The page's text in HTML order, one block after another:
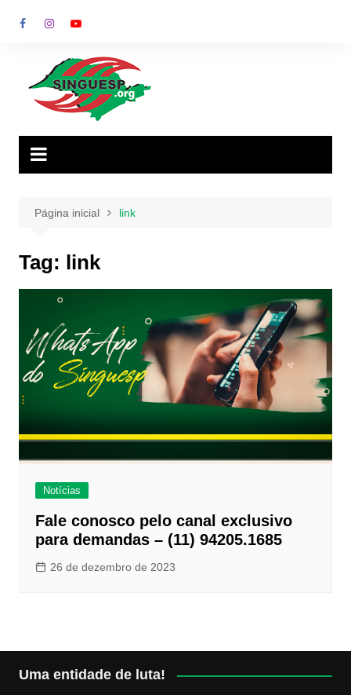
para
Página inicial link
Tag: link
Notícias
Fale conosco pelo canal exclusivo
para demandas – (11) 94205.1685
26 de dezembro de 2023
Uma entidade de luta!